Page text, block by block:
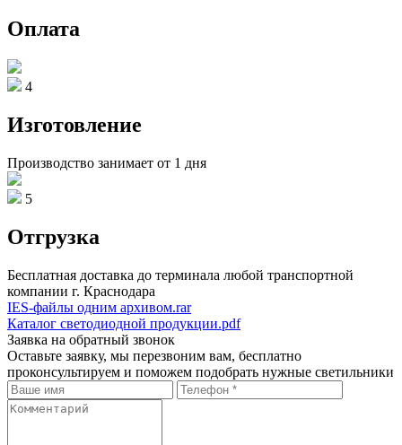
Оплата
4
Изготовление
Производство занимает от 1 дня
5
Отгрузка
Бесплатная доставка до терминала любой транспортной
компании г. Краснодара
IES-файлы одним архивом.rar
Каталог светодиодной продукции.pdf
Заявка на обратный звонок
Оставьте заявку, мы перезвоним вам, бесплатно
проконсультируем и поможем подобрать нужные светильники